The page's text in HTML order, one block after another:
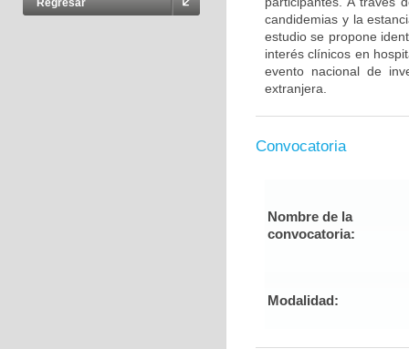
Regresar
candidemias y la
estudio se propone
interés clínicos en
evento nacional de
extranjera.
Convocatoria
Nombre de la
convocatoria:
Modalidad: